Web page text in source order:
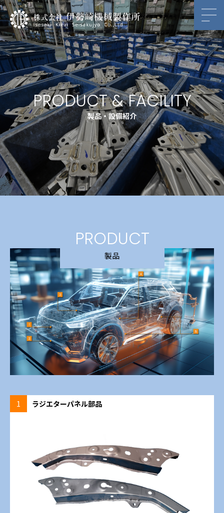
PRODUCT & FACILITY
製品・設備紹介
PRODUCT
製品
1 ラジエターパネル部品